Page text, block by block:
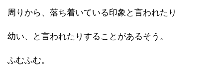
周りから、落ち着いている印象と言われたり
幼い、と言われたりすることがあるそう。
ふむふむ。